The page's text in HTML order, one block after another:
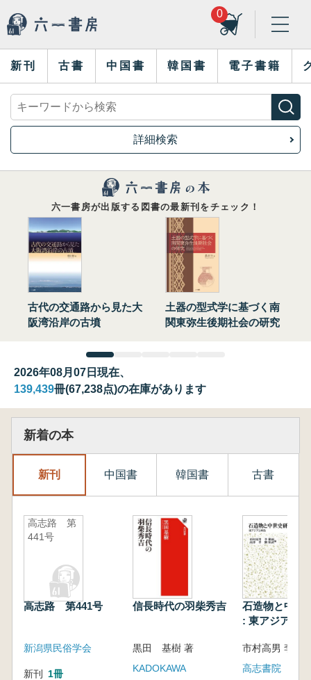
0
新刊 古書 中国書 韓国書 電子書籍
詳細検索
六一書房が出版する図書の最新刊をチェック！
古代の交通路から見た大
阪湾沿岸の古墳
土器の型式学に基づく南
関東弥生後期社会の研究
2026年08月07日現在、
139,439冊(67,238点)の在庫があります
新着の本
新刊 中国書 韓国書 古書
高志路 第
441号
高志路 第441号
新潟県民俗学会
新刊 1冊
信長時代の羽柴秀吉
黒田 基樹 著
KADOKAWA
石造物と中世
: 東アジアと
高志書院